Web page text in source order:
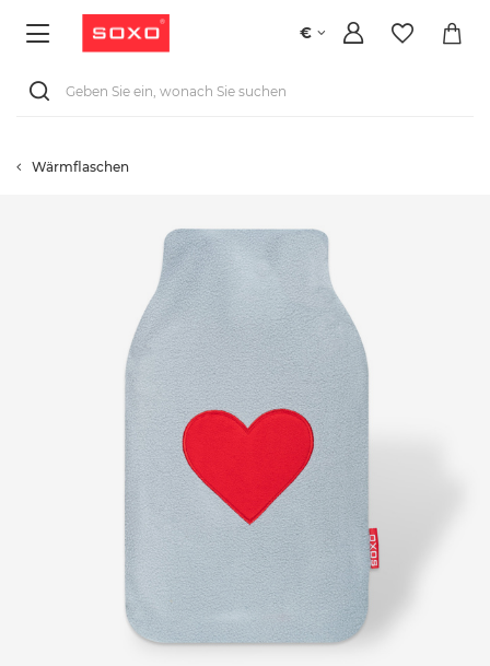
€
Wärmflaschen